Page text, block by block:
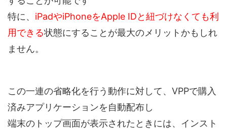
特に、 iPadやiPhoneをApple IDと紐づけなくても利
用できる状態にすることが最大のメリットかもしれ
ません。
この一連の省略化を行う動作に対して、VPPで購入
済みアプリケーションを自動配布し
端末のトップ画面が表示されたときには、インスト